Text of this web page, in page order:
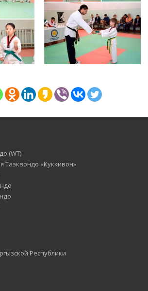
(WT)
Таэквондо «Куккивон»
Республики